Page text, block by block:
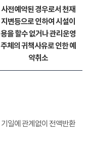
사전예약된 경우로서 천재
지변등으로 인하여 시설이
용을 할수 없거나 관리운영
주체의 귀책사유로 인한 예
약취소
기일에 관계없이 전액반환